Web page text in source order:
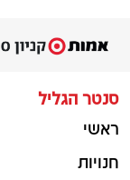
סנטר הגליל
ראשי
חנויות